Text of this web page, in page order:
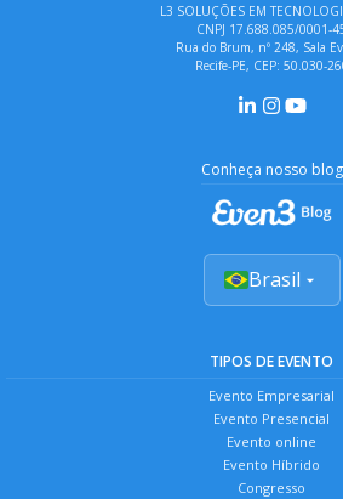
L3 SOLUÇÕES EM
CNPJ 17.688.085/0001-
Rua do Brum, nº 248, Sala
Recife-PE, CEP: 50.030-
Conheça nosso blog
Brasil
TIPOS DE EVENTO
Evento Empresarial
Evento Presencial
Evento online
Evento Híbrido
Congresso